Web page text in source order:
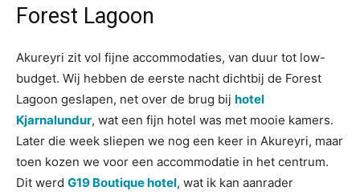
Forest Lagoon
Akureyri zit vol fijne accommodaties, van duur tot low-
budget. Wij hebben de eerste nacht dichtbij de Forest
Lagoon geslapen, net over de brug bij hotel
Kjarnalundur, wat een fijn hotel was met mooie kamers.
Later die week sliepen we nog een keer in Akureyri, maar
toen kozen we voor een accommodatie in het centrum.
Dit werd G19 Boutique hotel, wat ik kan aanrader